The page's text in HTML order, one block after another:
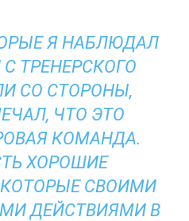
Я НАБЛЮДАЛ
ТРЕНЕРСКОГО
СО СТОРОНЫ,
ЧТО ЭТО
КОМАНДА.
ХОРОШИЕ
СВОИМИ
ДЕЙСТВИЯМИ В